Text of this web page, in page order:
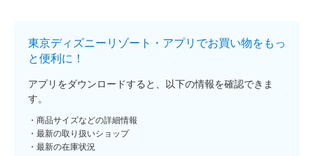
東京ディズニーリゾート・アプリでお買い物をもっ
と便利に！
アプリをダウンロードすると、以下の情報を確認できま
す。
商品サイズなどの詳細情報
最新の取り扱いショップ
最新の在庫状況